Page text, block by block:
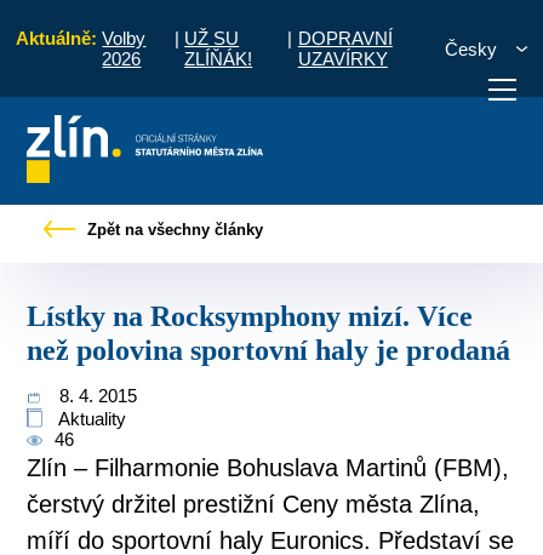
Aktuálně: Volby
2026
| UŽ SU
ZLÍŇÁK!
| DOPRAVNÍ
UZAVÍRKY
Česky
vyřídit Potřebuji zaplatit
Zpět na všechny články
Lístky na Rocksymphony mizí. Více
než polovina sportovní haly je prodaná
8. 4. 2015
Aktuality
46
Zlín – Filharmonie Bohuslava Martinů (FBM),
čerstvý držitel prestižní Ceny města Zlína,
míří do sportovní haly Euronics. Představí se